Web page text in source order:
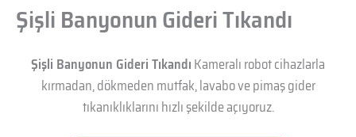
Şişli Banyonun Gideri Tıkandı
Şişli Banyonun Gideri TıkandıKameralı robot cihazlarla
kırmadan, dökmeden mutfak, lavabo ve pimaş gider
tıkanıklıklarını hızlı şekilde açıyoruz.